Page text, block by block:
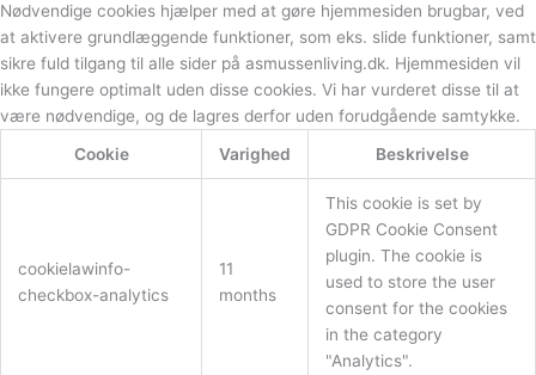
Nødvendige cookies hjælper med at gøre hjemmesiden brugbar, ved
at aktivere grundlæggende funktioner, som eks. slide funktioner, samt
sikre fuld tilgang til alle sider på asmussenliving.dk. Hjemmesiden vil
ikke fungere optimalt uden disse cookies. Vi har vurderet disse til at
være nødvendige, og de lagres derfor uden forudgående samtykke.
Cookie
Varighed Beskrivelse
cookielawinfo-
checkbox-analytics
11
months
This cookie is set by
GDPR Cookie Consent
plugin. The cookie is
used to store the user
consent for the cookies
in the category
"Analytics".